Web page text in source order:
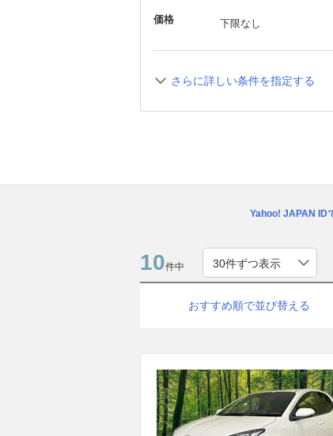
価格 下限なし
さらに詳しい条件を指定する
Yahoo! JAPAN ID
10件中
おすすめ順で並び替える